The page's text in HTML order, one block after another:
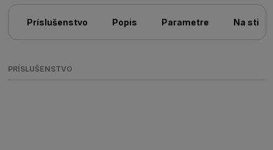
Príslušenstvo Popis Parametre Na
PRÍSLUŠENSTVO